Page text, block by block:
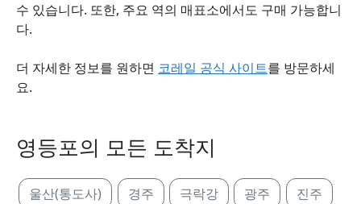
수 있습니다. 또한, 주요 역의 매표소에서도 구매 가능합니
다.
더 자세한 정보를 원하면 코레일 공식 사이트를 방문하세
요.
영등포의 모든 도착지
울산(통도사) 경주 극락강 광주 진주